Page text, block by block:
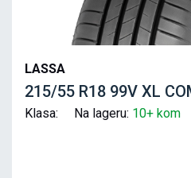
LASSA
215/55 R18 99V XL
Klasa: Na lageru: 10+ kom